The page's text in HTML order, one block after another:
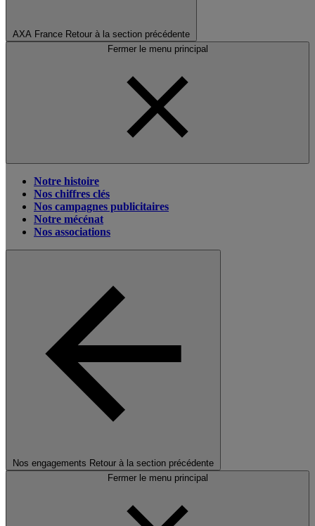
AXA France Retour à la section précédente
Fermer le menu principal
Notre histoire
Nos chiffres clés
Nos campagnes publicitaires
Notre mécénat
Nos associations
Nos engagements Retour à la section précédente
Fermer le menu principal